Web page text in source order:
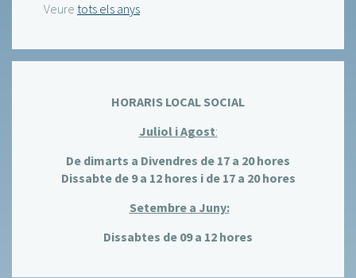
Veure tots els anys
HORARIS LOCAL SOCIAL
Juliol i Agost:
De dimarts a Divendres de 17 a 20 hores
Dissabte de 9 a 12 hores i de 17 a 20 hores
Setembre a Juny:
Dissabtes de 09 a 12 hores